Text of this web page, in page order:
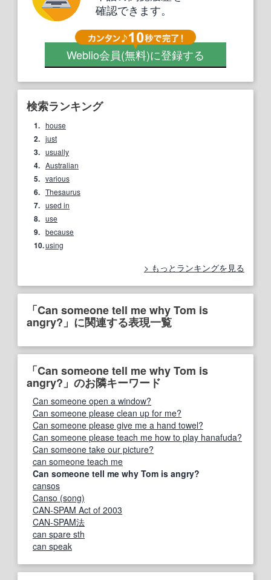
確認できます。
Weblio会員(無料)に登録する
検索ランキング
1. house
2. just
3. usually
4. Australian
5. various
6. Thesaurus
7. used in
8. use
9. because
10.using
もっとランキングを見る
「Can someone tell me why Tom is
angry?」に関連する表現一覧
「Can someone tell me why Tom is
angry?」のお隣キーワード
Can someone open a window?
Can someone please clean up for me?
Can someone please give me a hand towel?
Can someone please teach me how to play hanafuda?
Can someone take our picture?
can someone teach me
Can someone tell me why Tom is angry?
cansos
Canso (song)
CAN-SPAM Act of 2003
CAN-SPAM法
can spare sth
can speak